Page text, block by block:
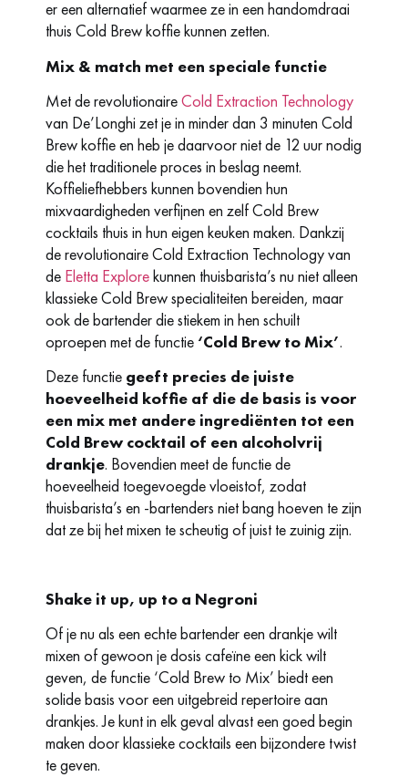
er een alternatief waarmee ze in een handomdraai
thuis Cold Brew koffie kunnen zetten.
Mix & match met een speciale functie
Met de revolutionaireCold Extraction Technology
van De’Longhi zet je in minder dan 3 minuten Cold
Brew koffie en heb je daarvoor niet de 12 uur nodig
die het traditionele proces in beslag neemt.
Koffieliefhebbers kunnen bovendien hun
mixvaardigheden verfijnen en zelf Cold Brew
cocktails thuis in hun eigen keuken maken. Dankzij
de revolutionaire Cold Extraction Technology van
de Eletta Explorekunnen thuisbarista’s nu niet alleen
klassieke Cold Brew specialiteiten bereiden, maar
ook de bartender die stiekem in hen schuilt
oproepen met de functie ‘Cold Brew to Mix’.
Deze functie geeft precies de juiste
hoeveelheid koffie af die de basis is voor
een mix met andere ingrediënten tot een
Cold Brew cocktail of een alcoholvrij
drankje. Bovendien meet de functie de
hoeveelheid toegevoegde vloeistof, zodat
thuisbarista’s en -bartenders niet bang hoeven te zijn
dat ze bij het mixen te scheutig of juist te zuinig zijn.
Shake it up, up to a Negroni
Of je nu als een echte bartender een drankje wilt
mixen of gewoon je dosis cafeïne een kick wilt
geven, de functie ‘Cold Brew to Mix’ biedt een
solide basis voor een uitgebreid repertoire aan
drankjes. Je kunt in elk geval alvast een goed begin
maken door klassieke cocktails een bijzondere twist
te geven.